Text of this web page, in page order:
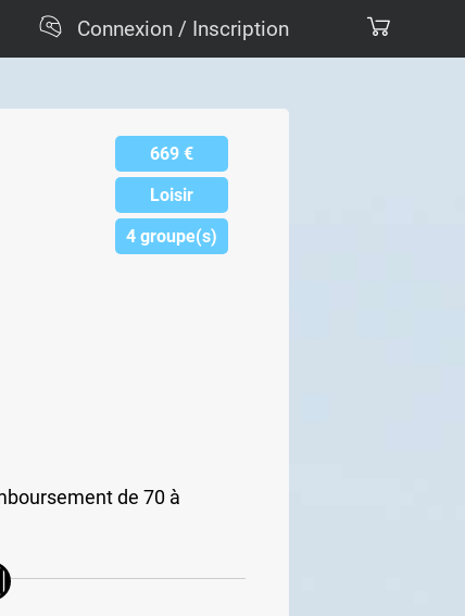
Connexion / Inscription
de 70 à
669 €
Loisir
4 groupe(s)